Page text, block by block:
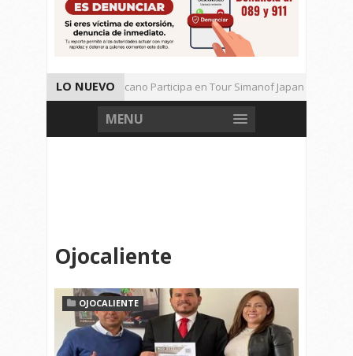
LO NUEVO
Universitario Zacatecano Participa en Tour Simanof Japan 2026
Implementa SAMA Estrategia de Reciclaje con Empresa PetStar
MENU
Ojocaliente
OJOCALIENTE